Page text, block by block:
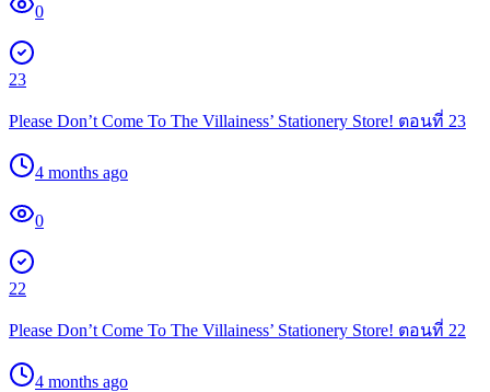
0
23
Please Don’t Come To The Villainess’ Stationery Store! ตอนที่ 23
4 months ago
0
22
Please Don’t Come To The Villainess’ Stationery Store! ตอนที่ 22
4 months ago